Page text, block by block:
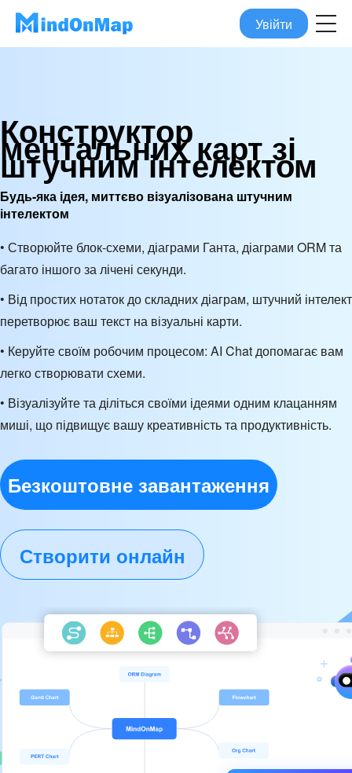
Увійти
Конструктор
ментальних карт зі
штучним інтелектом
Будь-яка ідея, миттєво візуалізована штучним
інтелектом
• Створюйте блок-схеми, діаграми Ганта, діаграми ORM та
багато іншого за лічені секунди.
• Від простих нотаток до складних діаграм, штучний інтелект
перетворює ваш текст на візуальні карти.
• Керуйте своїм робочим процесом: AI Chat допомагає вам
легко створювати схеми.
• Візуалізуйте та діліться своїми ідеями одним клацанням
миші, що підвищує вашу креативність та продуктивність.
Безкоштовне завантаження
Створити онлайн